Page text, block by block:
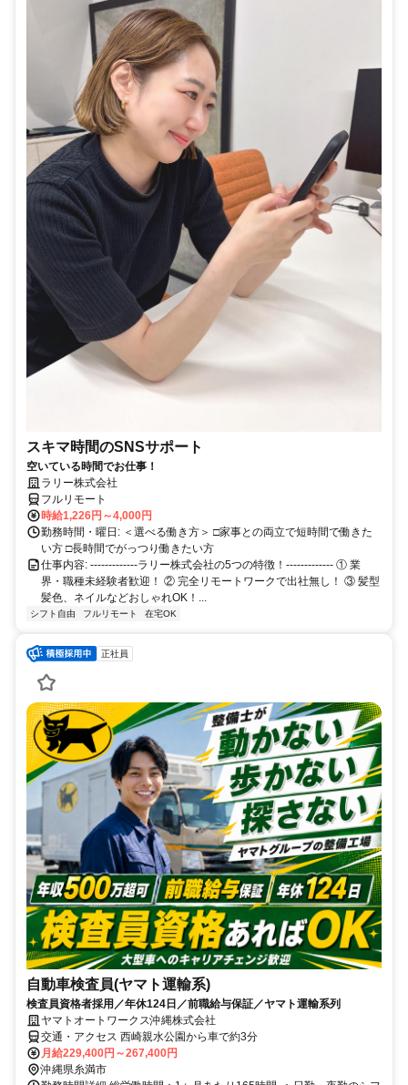
スキマ時間のSNSサポート
空いている時間でお仕事！
ラリー株式会社
フルリモート
時給1,226円～4,000円
勤務時間・曜日: ＜選べる働き方＞ □家事との両立で短時間で働きた
い方 □長時間でがっつり働きたい方
仕事内容: -------------ラリー株式会社の5つの特徴！------------- ① 業
界・職種未経験者歓迎！ ② 完全リモートワークで出社無し！ ③ 髪型
髪色、ネイルなどおしゃれOK！...
シフト自由 フルリモート 在宅OK
正社員
自動車検査員(ヤマト運輸系)
検査員資格者採用／年休124日／前職給与保証／ヤマト運輸系列
ヤマトオートワークス沖縄株式会社
交通・アクセス 西崎親水公園から車で約3分
月給229,400円～267,400円
沖縄県糸満市